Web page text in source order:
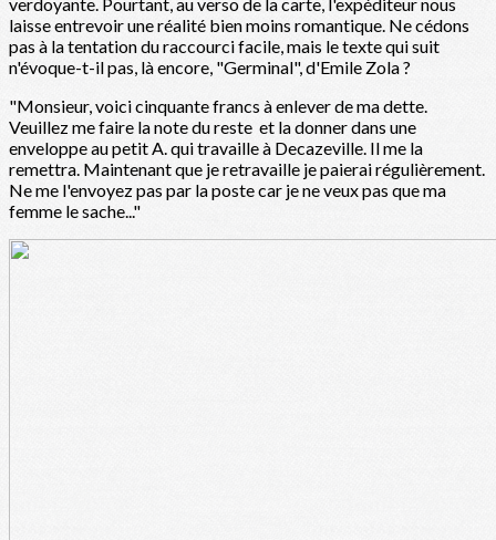
verdoyante. Pourtant, au verso de la carte, l'expéditeur nous
laisse entrevoir une réalité bien moins romantique. Ne cédons
pas à la tentation du raccourci facile, mais le texte qui suit
n'évoque-t-il pas, là encore, "Germinal", d'Emile Zola ?
"Monsieur, voici cinquante francs à enlever de ma dette.
Veuillez me faire la note du reste et la donner dans une
enveloppe au petit A. qui travaille à Decazeville. Il me la
remettra. Maintenant que je retravaille je paierai régulièrement.
Ne me l'envoyez pas par la poste car je ne veux pas que ma
femme le sache..."